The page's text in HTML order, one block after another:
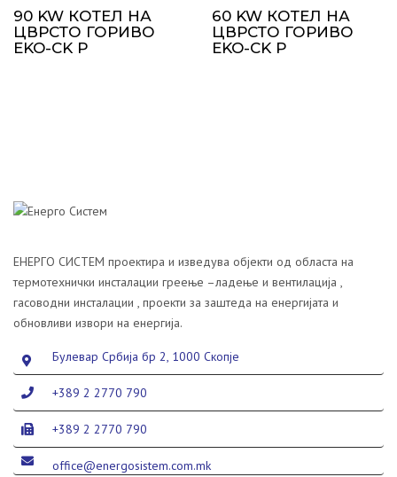
90 KW КОТЕЛ НА
ЦВРСТО ГОРИВО
EKO-CK P
60 KW КОТЕЛ НА
ЦВРСТО ГОРИВО
EKO-CK P
ЕНЕРГО СИСТЕМ проектира и изведува објекти од областа на
термотехнички инсталации греење –ладење и вентилација ,
гасоводни инсталации , проекти за заштеда на енергијата и
обновливи извори на енергија.
Булевар Србија бр 2, 1000 Скопје
+389 2 2770 790
+389 2 2770 790
office@energosistem.com.mk